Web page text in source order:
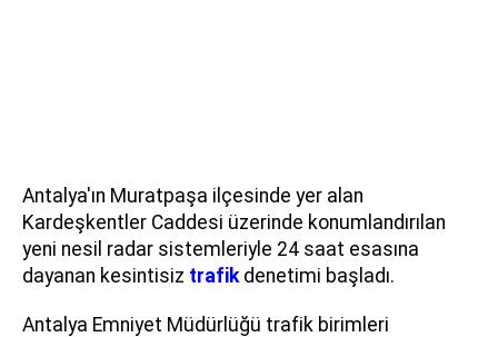
Antalya'ın Muratpaşa ilçesinde yer alan
Kardeşkentler Caddesi üzerinde konumlandırılan
yeni nesil radar sistemleriyle 24 saat esasına
dayanan kesintisiz trafik denetimi başladı.
Antalya Emniyet Müdürlüğü trafik birimleri